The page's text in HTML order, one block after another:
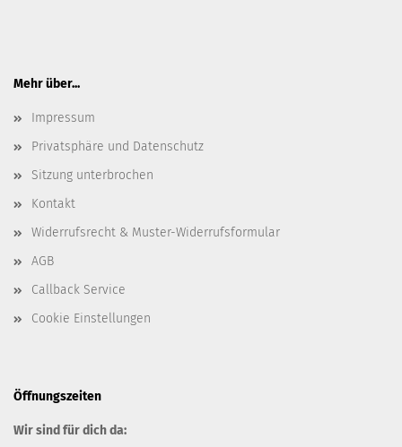
Mehr über...
Impressum
Privatsphäre und Datenschutz
Sitzung unterbrochen
Kontakt
Widerrufsrecht & Muster-Widerrufsformular
AGB
Callback Service
Cookie Einstellungen
Öffnungszeiten
Wir sind für dich da: